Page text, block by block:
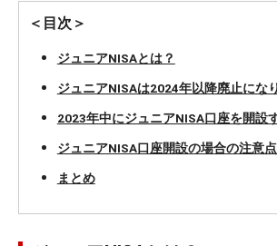
＜目次＞
ジュニアNISAとは？
ジュニアNISAは2024年以降廃止にな
2023年中にジュニアNISA口座を開設
ジュニアNISA口座開設の場合の注意
まとめ